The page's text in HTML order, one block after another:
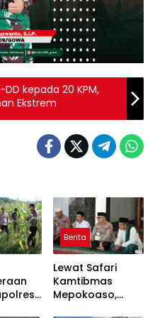
kepada 20 KPM,
Ekstrem
Berita
Lewat Safari
Kamtibmas
Mepokoaso,